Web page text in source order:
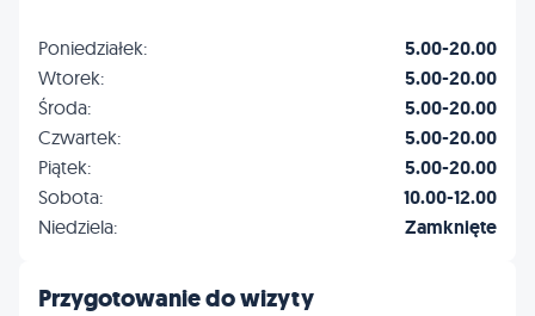
Poniedziałek: 5.00-20.00
Wtorek: 5.00-20.00
Środa: 5.00-20.00
Czwartek: 5.00-20.00
Piątek: 5.00-20.00
Sobota: 10.00-12.00
Niedziela: Zamknięte
Przygotowanie do wizyty